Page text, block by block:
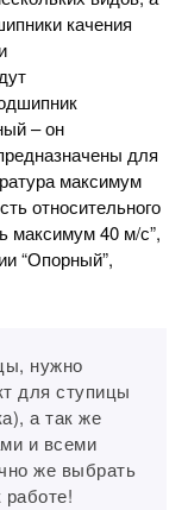
качения
– он
для
максимум
относительного
максимум 40 м/с”,
“Опорный”,
нужно
для ступицы
а так же
и всеми
же выбрать